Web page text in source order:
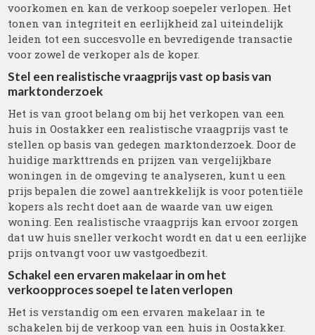
voorkomen en kan de verkoop soepeler verlopen. Het
tonen van integriteit en eerlijkheid zal uiteindelijk
leiden tot een succesvolle en bevredigende transactie
voor zowel de verkoper als de koper.
Stel een realistische vraagprijs vast op basis van
marktonderzoek
Het is van groot belang om bij het verkopen van een
huis in Oostakker een realistische vraagprijs vast te
stellen op basis van gedegen marktonderzoek. Door de
huidige markttrends en prijzen van vergelijkbare
woningen in de omgeving te analyseren, kunt u een
prijs bepalen die zowel aantrekkelijk is voor potentiële
kopers als recht doet aan de waarde van uw eigen
woning. Een realistische vraagprijs kan ervoor zorgen
dat uw huis sneller verkocht wordt en dat u een eerlijke
prijs ontvangt voor uw vastgoedbezit.
Schakel een ervaren makelaar in om het
verkoopproces soepel te laten verlopen
Het is verstandig om een ervaren makelaar in te
schakelen bij de verkoop van een huis in Oostakker.